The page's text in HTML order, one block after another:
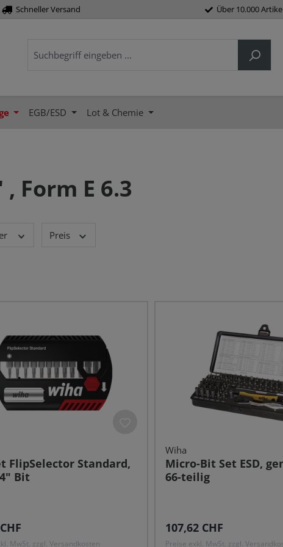
Schneller Versand Über 10.000 Artikel
EGB/ESD Lot & Chemie
Form E 6.3
Preis
FlipSelector Standard,
Bit
Preis:
MwSt. zzgl. Versandkosten
Wiha
Micro-Bit Set ESD,
66-teilig
Regulärer Preis:
107,62 CHF
Preise exkl. MwSt. zzgl.